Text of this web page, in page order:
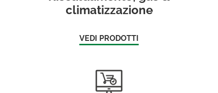
climatizzazione
VEDI PRODOTTI